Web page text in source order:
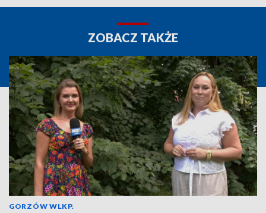
ZOBACZ TAKŻE
GORZÓW WLKP.